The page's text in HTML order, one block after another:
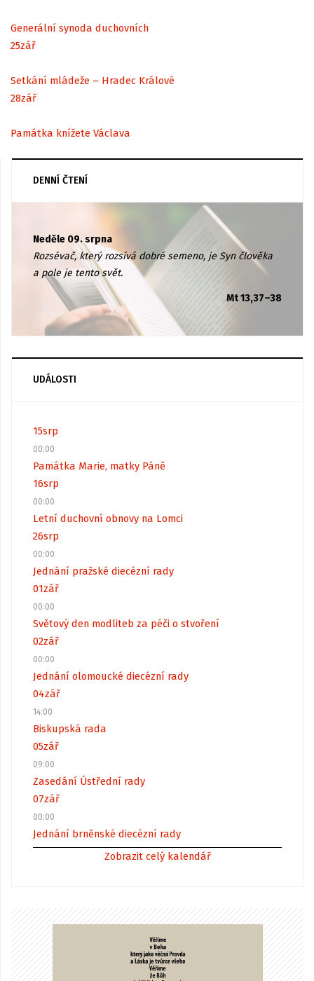
Generální synoda duchovních
25zář
Setkání mládeže – Hradec Králové
28zář
Památka knížete Václava
DENNÍ ČTENÍ
Neděle 09. srpna
Rozsévač, který rozsívá dobré semeno, je Syn člověka
a pole je tento svět.
Mt 13,37–38
UDÁLOSTI
15srp
00:00
Památka Marie, matky Páně
16srp
00:00
Letní duchovní obnovy na Lomci
26srp
00:00
Jednání pražské diecézní rady
01zář
00:00
Světový den modliteb za péči o stvoření
02zář
00:00
Jednání olomoucké diecézní rady
04zář
14:00
Biskupská rada
05zář
09:00
Zasedání Ústřední rady
07zář
00:00
Jednání brněnské diecézní rady
Zobrazit celý kalendář